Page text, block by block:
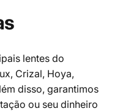
lentes do
Crizal, Hoya,
disso, garantimos
ou seu dinheiro